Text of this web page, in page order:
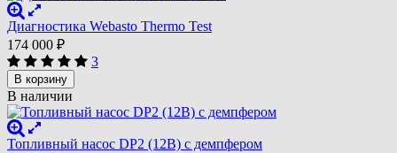
Диагностика Webasto Thermo Test
174 000 ₽
3
В корзину
В наличии
Топливный насос DP2 (12В) с демпфером